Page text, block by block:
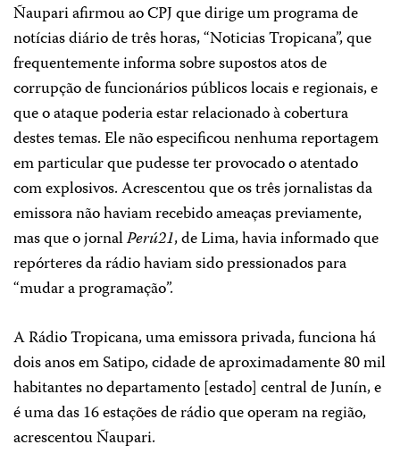
Ñaupari afirmou ao CPJ que dirige um programa de
notícias diário de três horas, “Noticias Tropicana”, que
frequentemente informa sobre supostos atos de
corrupção de funcionários públicos locais e regionais, e
que o ataque poderia estar relacionado à cobertura
destes temas. Ele não especificou nenhuma reportagem
em particular que pudesse ter provocado o atentado
com explosivos. Acrescentou que os três jornalistas da
emissora não haviam recebido ameaças previamente,
mas que o jornalPerú21, de Lima, havia informado que
repórteres da rádio haviam sido pressionados para
“mudar a programação”.
A Rádio Tropicana, uma emissora privada, funciona há
dois anos em Satipo, cidade de aproximadamente 80 mil
habitantes no departamento [estado] central de Junín, e
é uma das 16 estações de rádio que operam na região,
acrescentou Ñaupari.